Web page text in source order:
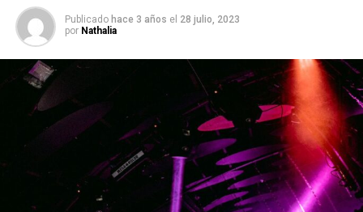
Publicado hace 3 años el 28 julio, 2023
por Nathalia